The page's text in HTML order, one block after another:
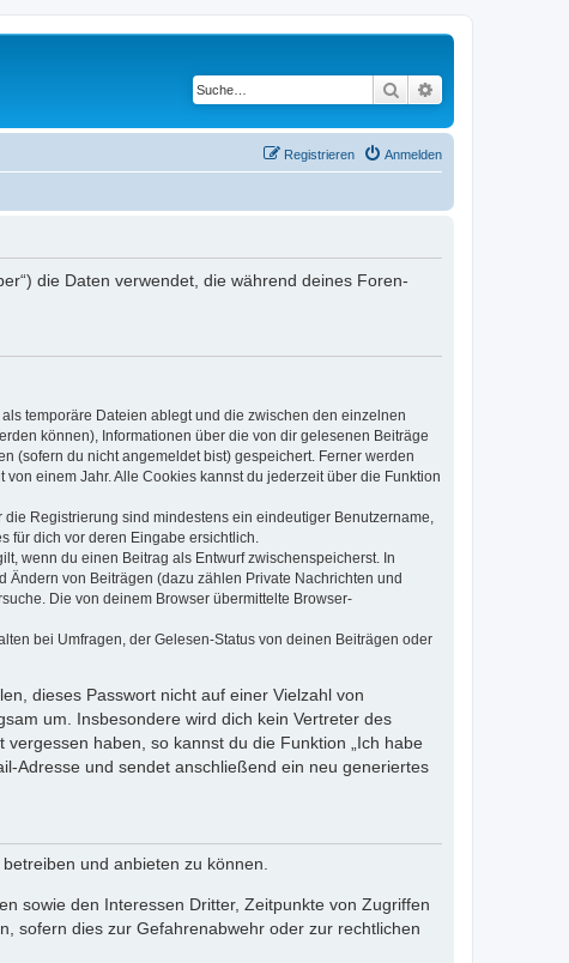
Suche
Anmelden
Registrieren
die Daten verwendet, die während deines Foren-
temporäre Dateien ablegt und die zwischen den einzelnen
können), Informationen über die von dir gelesenen Beiträge
(sofern du nicht angemeldet bist) gespeichert. Ferner werden
einem Jahr. Alle Cookies kannst du jederzeit über die Funktion
Registrierung sind mindestens ein eindeutiger Benutzername,
für dich vor deren Eingabe ersichtlich.
wenn du einen Beitrag als Entwurf zwischenspeicherst. In
von Beiträgen (dazu zählen Private Nachrichten und
Die von deinem Browser übermittelte Browser-
bei Umfragen, der Gelesen-Status von deinen Beiträgen oder
dieses Passwort nicht auf einer Vielzahl von
um. Insbesondere wird dich kein Vertreter des
haben, so kannst du die Funktion „Ich habe
Adresse und sendet anschließend ein neu generiertes
und anbieten zu können.
sowie den Interessen Dritter, Zeitpunkte von Zugriffen
sofern dies zur Gefahrenabwehr oder zur rechtlichen